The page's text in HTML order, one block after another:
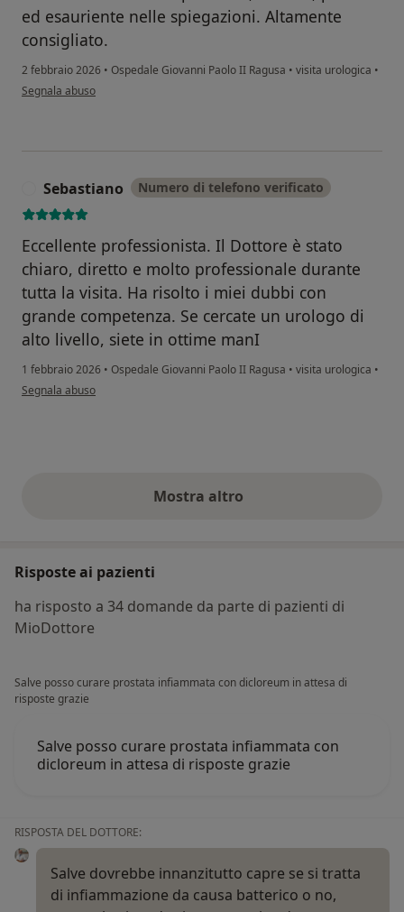
ed esauriente nelle spiegazioni. Altamente
consigliato.
2 febbraio 2026 • Ospedale Giovanni Paolo II Ragusa • visita urologica •
secondo l'opinione dell'utente Carmelo Pignatelli
Segnala abuso
Sebastiano Numero di telefono verificato
Eccellente professionista. Il Dottore è stato
chiaro, diretto e molto professionale durante
tutta la visita. Ha risolto i miei dubbi con
grande competenza. Se cercate un urologo di
alto livello, siete in ottime manI
1 febbraio 2026 • Ospedale Giovanni Paolo II Ragusa • visita urologica •
secondo l'opinione dell'utente Sebastiano
Segnala abuso
Mostra altroopinioni di cui sopra
Risposte ai pazienti
ha risposto a 34 domande da parte di pazienti di
MioDottore
Salve posso curare prostata infiammata con dicloreum in attesa di
risposte grazie
Salve posso curare prostata infiammata con
dicloreum in attesa di risposte grazie
RISPOSTA DEL DOTTORE:
Salve dovrebbe innanzitutto capre se si tratta
di infiammazione da causa batterico o no,